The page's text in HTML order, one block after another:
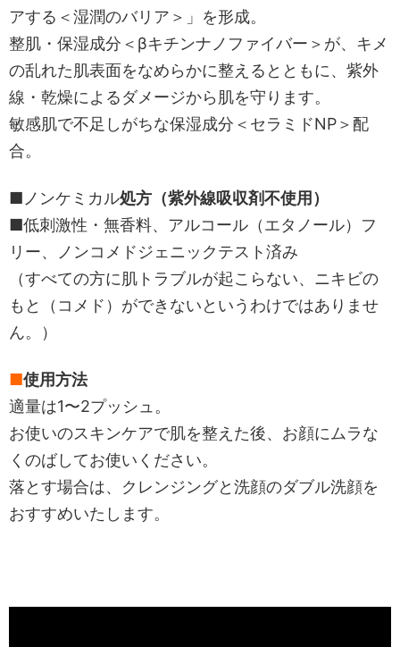
アする＜湿潤のバリア＞」を形成。
整肌・保湿成分＜βキチンナノファイバー＞が、キメ
の乱れた肌表面をなめらかに整えるとともに、紫外
線・乾燥によるダメージから肌を守ります。
敏感肌で不足しがちな保湿成分＜セラミドNP＞配
合。
■ノンケミカル処方（紫外線吸収剤不使用）
■低刺激性・無香料、アルコール（エタノール）フ
リー、ノンコメドジェニックテスト済み
（すべての方に肌トラブルが起こらない、ニキビの
もと（コメド）ができないというわけではありませ
ん。）
■使用方法
適量は1〜2プッシュ。
お使いのスキンケアで肌を整えた後、お顔にムラな
くのばしてお使いください。
落とす場合は、クレンジングと洗顔のダブル洗顔を
おすすめいたします。